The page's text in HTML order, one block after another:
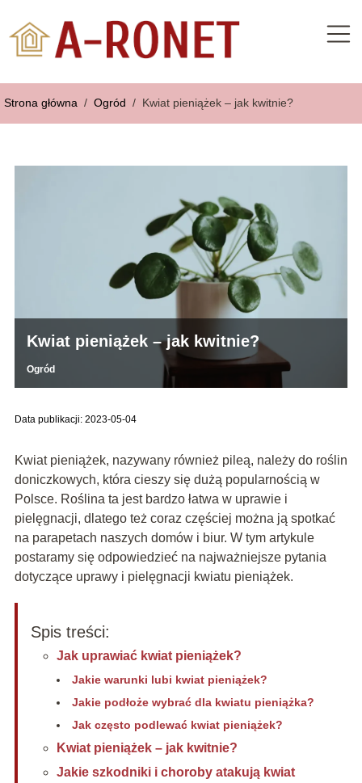
Strona główna / Ogród / Kwiat pieniążek – jak kwitnie?
Kwiat pieniążek – jak kwitnie?
Ogród
Data publikacji: 2023-05-04
Kwiat pieniążek, nazywany również pileą, należy do roślin
doniczkowych, która cieszy się dużą popularnością w
Polsce. Roślina ta jest bardzo łatwa w uprawie i
pielęgnacji, dlatego też coraz częściej można ją spotkać
na parapetach naszych domów i biur. W tym artykule
postaramy się odpowiedzieć na najważniejsze pytania
dotyczące uprawy i pielęgnacji kwiatu pieniążek.
Spis treści:
Jak uprawiać kwiat pieniążek?
Jakie warunki lubi kwiat pieniążek?
Jakie podłoże wybrać dla kwiatu pieniążka?
Jak często podlewać kwiat pieniążek?
Kwiat pieniążek – jak kwitnie?
Jakie szkodniki i choroby atakują kwiat